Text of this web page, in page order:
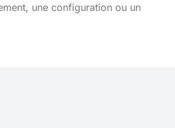
une configuration ou un